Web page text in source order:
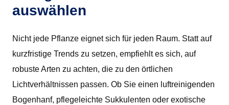
auswählen
Nicht jede Pflanze eignet sich für jeden Raum. Statt auf
kurzfristige Trends zu setzen, empfiehlt es sich, auf
robuste Arten zu achten, die zu den örtlichen
Lichtverhältnissen passen. Ob Sie einen luftreinigenden
Bogenhanf, pflegeleichte Sukkulenten oder exotische